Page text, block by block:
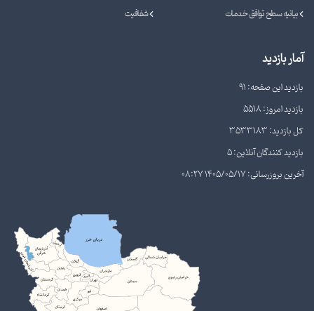
بیانیه سطح توافق خدمات
شفافیت
آمار بازدید
بازدید این صفحه: 91
بازدید امروز: 5518
کل بازدید: 3533183
بازدید کنندگان آنلاین: 5
آخرین بروزرسانی: 1405/05/17 08:27